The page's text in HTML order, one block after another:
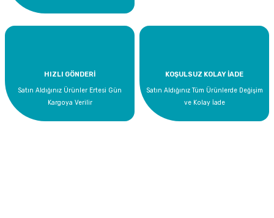
SPP Superpool SuperchlorLQ Sıvı Klor 25 KG Havuz Kimyasalı
HIZLI GÖNDERİ
Satın Aldığınız Ürünler Ertesi Gün
Kargoya Verilir
KOŞULSUZ KOLAY İADE
Satın Aldığınız Tüm Ürünlerde Değişim
ve Kolay İade